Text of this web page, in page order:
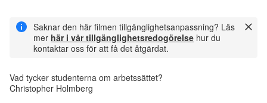
Saknar den här filmen tillgänglighetsanpassning? Läs
mer här i vår tillgänglighetsredogörelse hur du
kontaktar oss för att få det åtgärdat.
Vad tycker studenterna om arbetssättet?
Christopher Holmberg